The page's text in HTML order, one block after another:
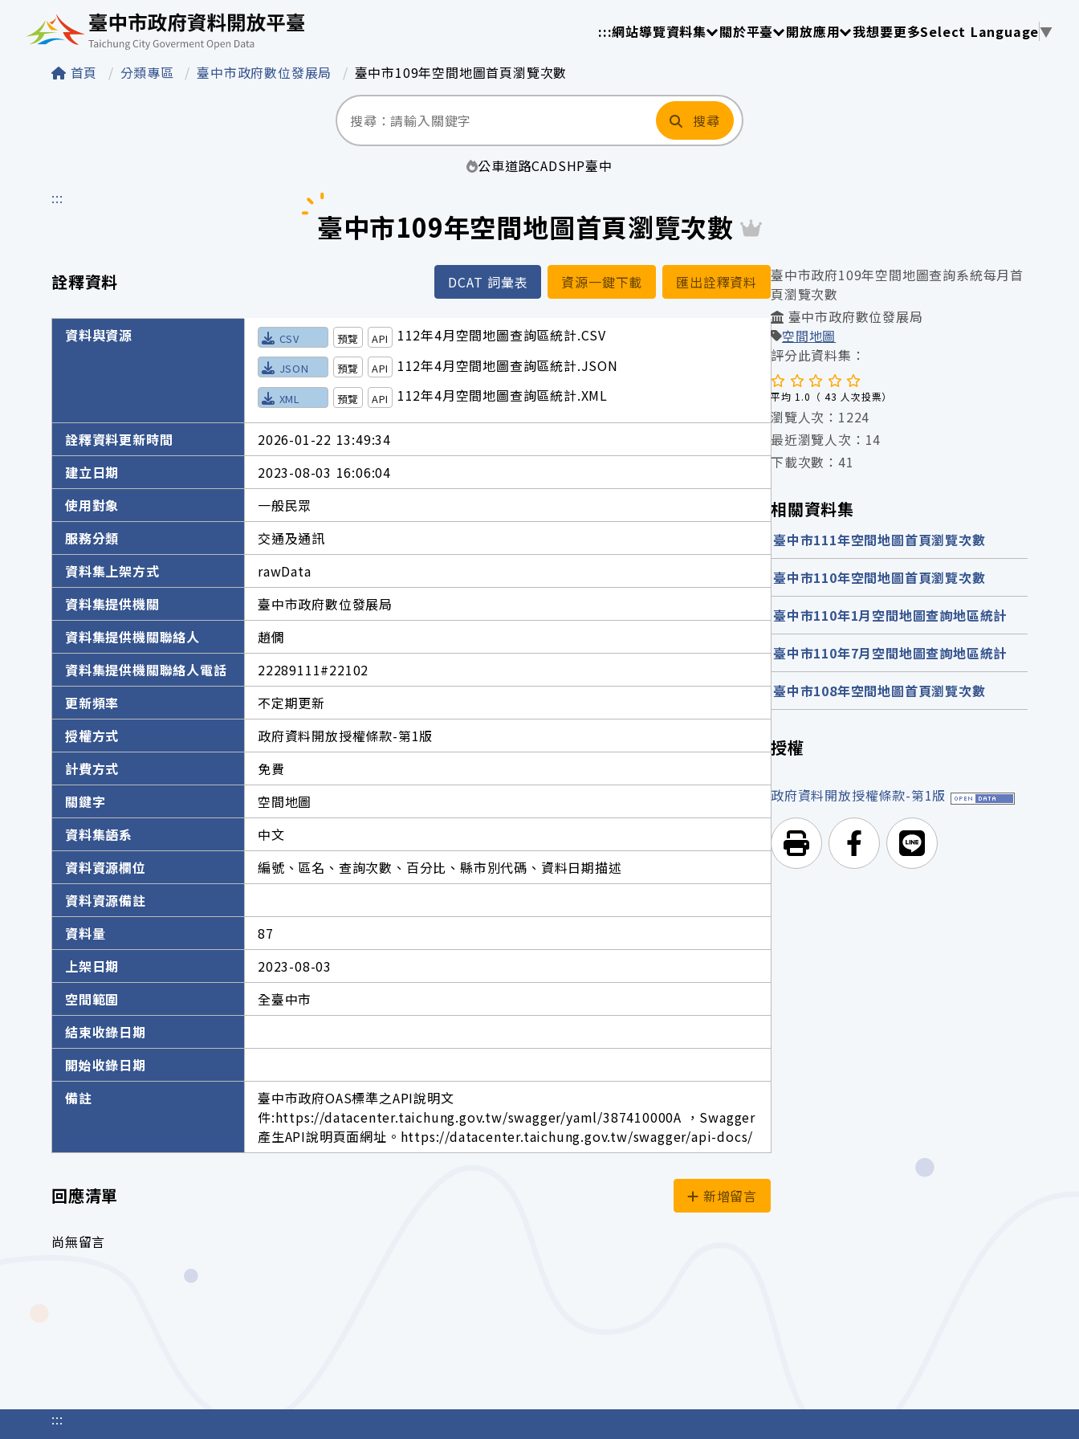
臺中市政府資料開放平臺 :::網站導覽資料集請使用 TAB 操作選單
關於平臺請使用 TAB 操作選單
開放應用請使用 TAB 操作選單
我想要更多Select Language▼
首頁 分類專區 臺中市政府數位發展局 臺中市109年空間地圖首頁瀏覽次數
搜尋
公車道路CADSHP臺中
:::
臺中市109年空間地圖首頁瀏覽次數
詮釋資料 DCAT 詞彙表 資源一鍵下載 匯出詮釋資料
詮釋資料詳細內容
資料與資源 CSV 預覽 API 112年4月空間地圖查詢區統計.CSV
JSON 預覽 API 112年4月空間地圖查詢區統計.JSON
XML 預覽 API 112年4月空間地圖查詢區統計.XML
詮釋資料更新時間
2026-01-22 13:49:34
建立日期
2023-08-03 16:06:04
使用對象
一般民眾
服務分類
交通及通訊
資料集上架方式
rawData
資料集提供機關
臺中市政府數位發展局
資料集提供機關聯絡人
趙僩
資料集提供機關聯絡人電話
22289111#22102
更新頻率
不定期更新
授權方式
政府資料開放授權條款-第1版
計費方式
免費
關鍵字
空間地圖
資料集語系
中文
資料資源欄位
編號、區名、查詢次數、百分比、縣市別代碼、資料日期描述
資料資源備註
資料量
87
上架日期
2023-08-03
空間範圍
全臺中市
結束收錄日期
開始收錄日期
備註
臺中市政府OAS標準之API說明文
件:https://datacenter.taichung.gov.tw/swagger/yaml/387410000A ，Swagger
產生API說明頁面網址。https://datacenter.taichung.gov.tw/swagger/api-docs/
回應清單 新增留言
尚無留言
臺中市政府109年空間地圖查詢系統每月首
頁瀏覽次數
臺中市政府數位發展局
空間地圖
評分此資料集：
平均 1.0（ 43 人次投票）
瀏覽人次：1224
最近瀏覽人次：14
下載次數：41
相關資料集
臺中市111年空間地圖首頁瀏覽次數
臺中市110年空間地圖首頁瀏覽次數
臺中市110年1月空間地圖查詢地區統計
臺中市110年7月空間地圖查詢地區統計
臺中市108年空間地圖首頁瀏覽次數
授權
政府資料開放授權條款-第1版
列印頁面前往Facebook
前往Line
:::